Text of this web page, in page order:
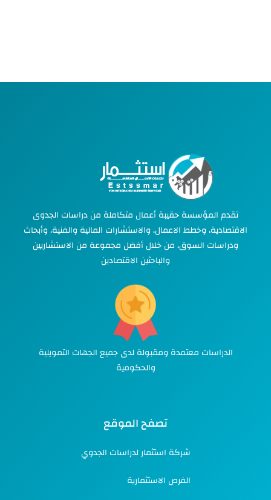
تقدم المؤسسة حقيبة أعمال متكاملة من دراسات الجدوى
الاقتصادية، وخطط الاعمال، والاستشارات المالية والفنية، وأبحاث
ودراسات السوق، من خلال أفضل مجموعة من الاستشاريين
والباحثين الاقتصادين
الدراسات معتمدة ومقبولة لدى جميع الجهات التمويلية
والحكومية
تصفح الموقع
شركة استثمار لدراسات الجدوي
الفرص الاستثمارية